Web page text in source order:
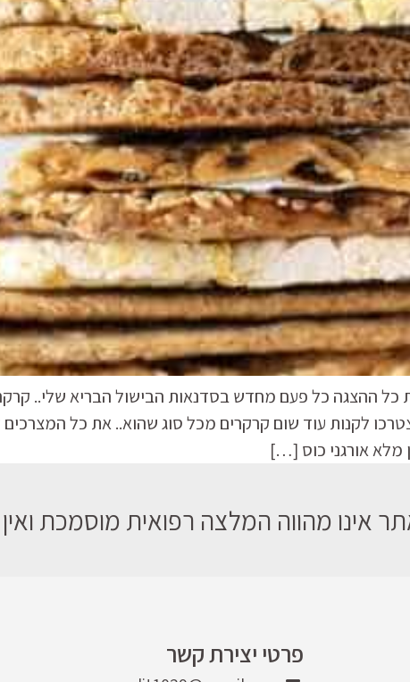
כל ההצגה כל פעם מחדש בסדנאות הבישול הבריא שלי..
לקנות עוד שום קרקרים מכל סוג שהוא.. את כל
מלא אורגני כוס […]
פרטי יצירת קשר
אינו מהווה המלצה רפואית מוסמכת ואין